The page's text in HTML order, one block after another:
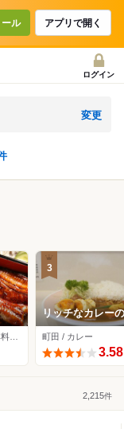
ル アプリで開く
ログイン
変更
3
リッチなカレー
アサノ
町田 / カレー
3.58
2,215件